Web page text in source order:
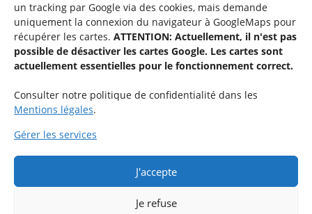
un tracking par Google via des cookies, mais demande
uniquement la connexion du navigateur à GoogleMaps pour
récupérer les cartes. ATTENTION: Actuellement, il n'est pas
possible de désactiver les cartes Google. Les cartes sont
actuellement essentielles pour le fonctionnement correct.
Consulter notre politique de confidentialité dans les
Mentions légales.
Gérer les services
J'accepte
Je refuse
48-50 rue Charles Martel
QUESTIONS ?
Si vous avez des questions par rapport à une activité spécifique,
n’hésitez pas à contacter l’organisation respective.